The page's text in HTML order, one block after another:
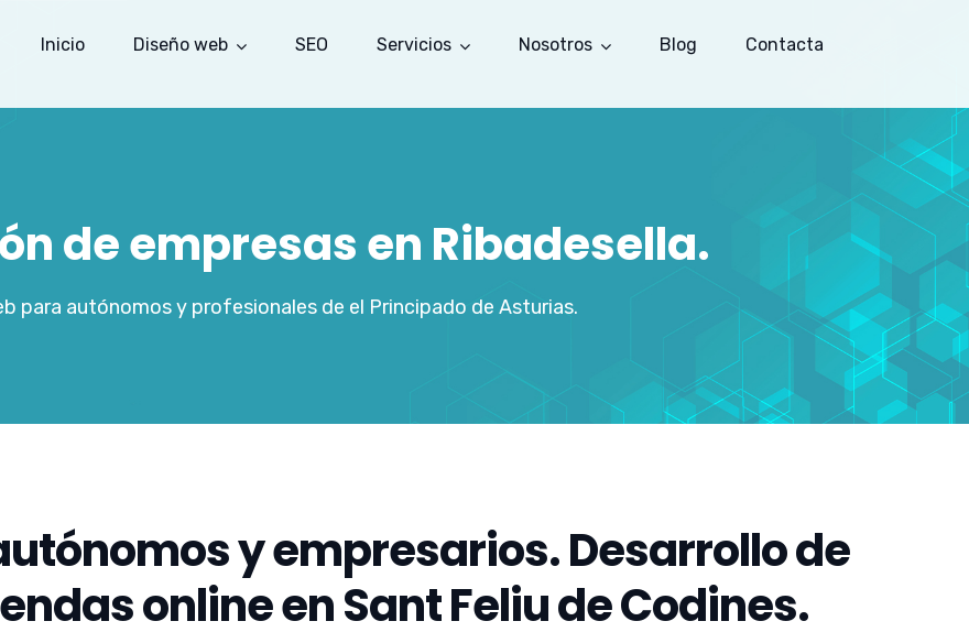
Inicio Diseño web SEO Servicios Nosotros Blog Contacta
de empresas en Ribadesella.
para autónomos y profesionales de el Principado de Asturias.
y empresarios. Desarrollo de
online en Sant Feliu de Codines.